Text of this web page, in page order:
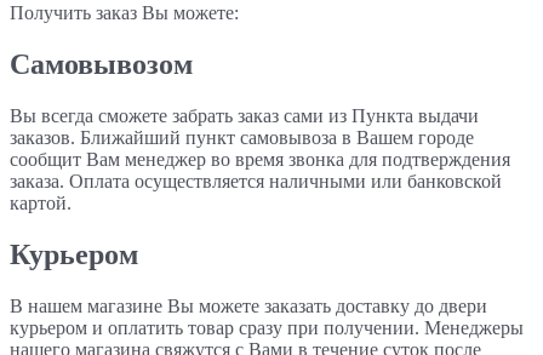
Получить заказ Вы можете:
Самовывозом
Вы всегда сможете забрать заказ сами из Пункта выдачи
заказов. Ближайший пункт самовывоза в Вашем городе
сообщит Вам менеджер во время звонка для подтверждения
заказа. Оплата осуществляется наличными или банковской
картой.
Курьером
В нашем магазине Вы можете заказать доставку до двери
курьером и оплатить товар сразу при получении. Менеджеры
нашего магазина свяжутся с Вами в течение суток после